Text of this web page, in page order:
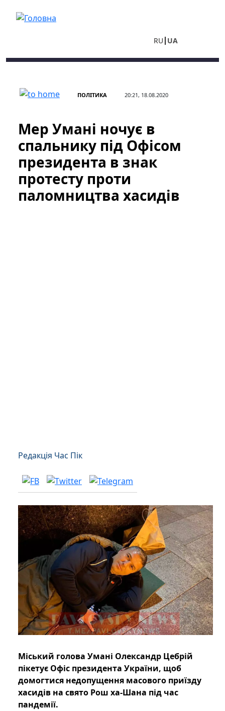
RU UA
ПОЛІТИКА 20:21, 18.08.2020
Мер Умані ночує в
спальнику під Офісом
президента в знак
протесту проти
паломництва хасидів
Редакція Час Пік
Міський голова Умані Олександр Цебрій
пікетує Офіс президента України, щоб
домогтися недопущення масового приїзду
хасидів на свято Рош ха-Шана під час
пандемії.